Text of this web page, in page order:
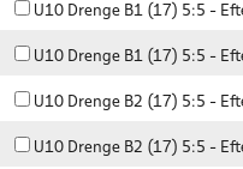
U10 Drenge B1 (17) 5:5 -
U10 Drenge B1 (17) 5:5 -
U10 Drenge B2 (17) 5:5 -
U10 Drenge B2 (17) 5:5 -